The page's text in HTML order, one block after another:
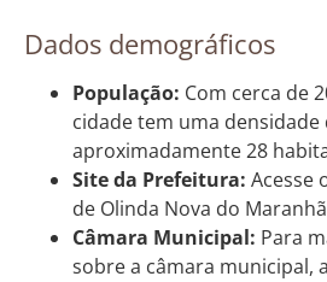
Dados demográficos
População: Com cerca de
cidade tem uma
aproximadamente 28
Site da Prefeitura: Acesse
de Olinda Nova do
Câmara Municipal: Para
sobre a câmara municipal,